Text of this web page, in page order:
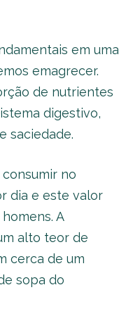
em uma
emagrecer.
de nutrientes
digestivo,
saciedade.
no
dia e este valor
A
alto teor de
cerca de um
sopa do